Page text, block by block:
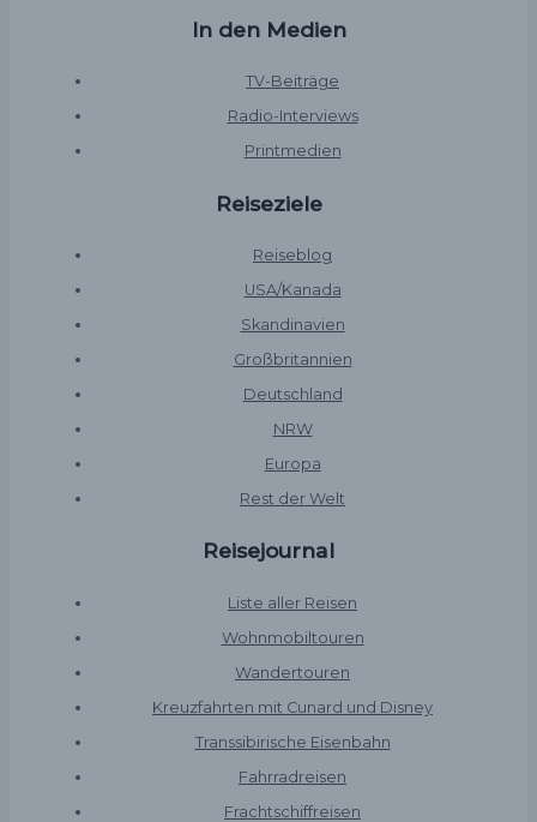
In den Medien
TV-Beiträge
Radio-Interviews
Printmedien
Reiseziele
Reiseblog
USA/Kanada
Skandinavien
Großbritannien
Deutschland
NRW
Europa
Rest der Welt
Reisejournal
Liste aller Reisen
Wohnmobiltouren
Wandertouren
Kreuzfahrten mit Cunard und Disney
Transsibirische Eisenbahn
Fahrradreisen
Frachtschiffreisen